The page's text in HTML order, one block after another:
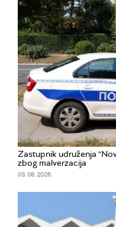
Zastupnik udruženja
zbog malverzacija
03. 08. 2026.